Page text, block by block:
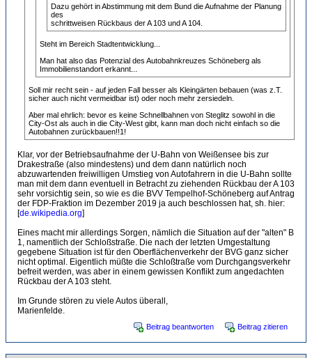
Dazu gehört in Abstimmung mit dem Bund die Aufnahme der Planung
des
schrittweisen Rückbaus der A 103 und A 104.
Steht im Bereich Stadtentwicklung...
Man hat also das Potenzial des Autobahnkreuzes Schöneberg als
Immobilienstandort erkannt...
Soll mir recht sein - auf jeden Fall besser als Kleingärten bebauen (was z.T.
sicher auch nicht vermeidbar ist) oder noch mehr zersiedeln.
Aber mal ehrlich: bevor es keine Schnellbahnen von Steglitz sowohl in die
City-Ost als auch in die City-West gibt, kann man doch nicht einfach so die
Autobahnen zurückbauen!!1!
Klar, vor der Betriebsaufnahme der U-Bahn von Weißensee bis zur
Drakestraße (also mindestens) und dem dann natürlich noch
abzuwartenden freiwilligen Umstieg von Autofahrern in die U-Bahn sollte
man mit dem dann eventuell in Betracht zu ziehenden Rückbau der A 103
sehr vorsichtig sein, so wie es die BVV Tempelhof-Schöneberg auf Antrag
der FDP-Fraktion im Dezember 2019 ja auch beschlossen hat, sh. hier:
[de.wikipedia.org]
Eines macht mir allerdings Sorgen, nämlich die Situation auf der "alten" B
1, namentlich der Schloßstraße. Die nach der letzten Umgestaltung
gegebene Situation ist für den Oberflächenverkehr der BVG ganz sicher
nicht optimal. Eigentlich müßte die Schloßtraße vom Durchgangsverkehr
befreit werden, was aber in einem gewissen Konflikt zum angedachten
Rückbau der A 103 steht.
Im Grunde stören zu viele Autos überall,
Marienfelde.
Beitrag beantworten Beitrag zitieren